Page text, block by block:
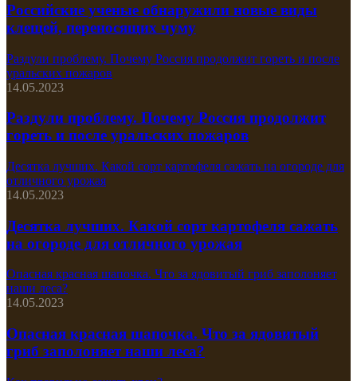
Российские ученые обнаружили новые виды
клещей, переносящих чуму
Раздули проблему. Почему Россия продолжит гореть и после
уральских пожаров
14.05.2023
Раздули проблему. Почему Россия продолжит
гореть и после уральских пожаров
Десятка лучших. Какой сорт картофеля сажать на огороде для
отличного урожая
14.05.2023
Десятка лучших. Какой сорт картофеля сажать
на огороде для отличного урожая
Опасная красная шапочка. Что за ядовитый гриб заполоняет
наши леса?
14.05.2023
Опасная красная шапочка. Что за ядовитый
гриб заполоняет наши леса?